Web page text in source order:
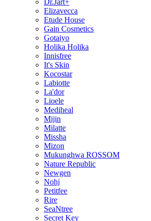
Dr.Jart+
Elizavecca
Etude House
Gain Cosmetics
Gotaiyo
Holika Holika
Innisfree
It's Skin
Kocostar
Labiotte
La'dor
Lioele
Mediheal
Mijin
Milatte
Missha
Mizon
Mukunghwa ROSSOM
Nature Republic
Newgen
Nohj
Petitfee
Rire
SeaNtree
Secret Key